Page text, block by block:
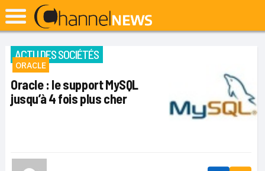
ACTU DES SOCIÉTÉS
ORACLE
Oracle : le support MySQL
jusqu’à 4 fois plus cher